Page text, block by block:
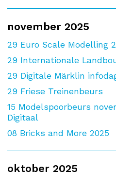
november 2025
29 Euro Scale Modelling
29 Internationale
29 Digitale Märklin
29 Friese Treinenbeurs
15 Modelspoorbeurs
Digitaal
08 Bricks and More 2025
oktober 2025